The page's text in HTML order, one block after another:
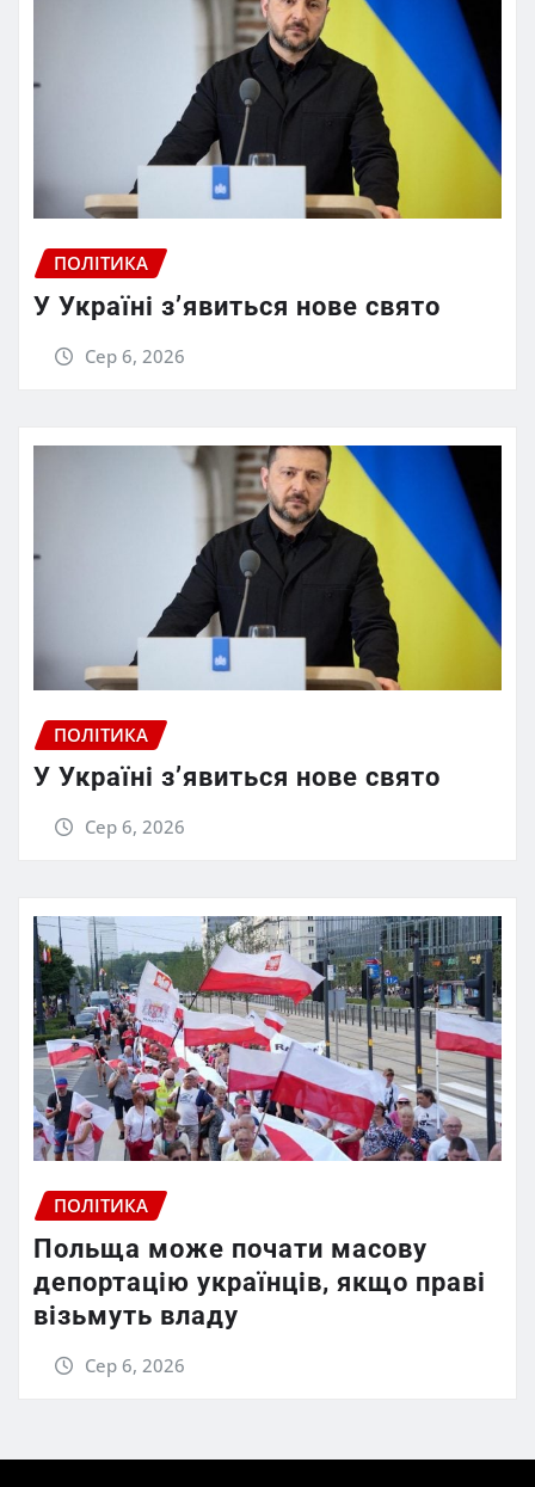
ПОЛІТИКА
У Україні з’явиться нове свято
Сер 6, 2026
ПОЛІТИКА
У Україні з’явиться нове свято
Сер 6, 2026
ПОЛІТИКА
Польща може почати масову
депортацію українців, якщо праві
візьмуть владу
Сер 6, 2026